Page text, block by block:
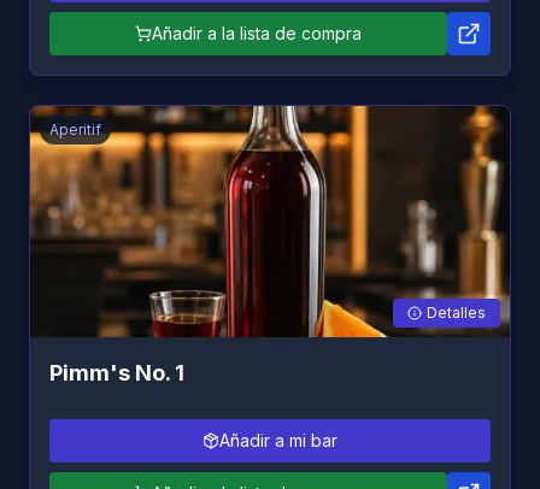
Añadir a la lista de compra
Aperitif
Detalles
Pimm's No. 1
Añadir a mi bar